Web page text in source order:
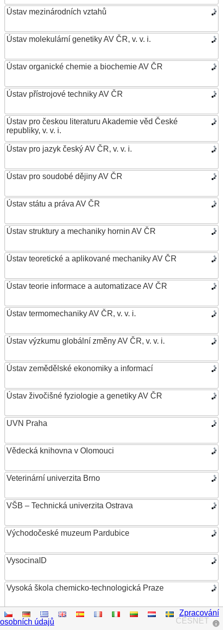
Ústav mezinárodních vztahů
Ústav molekulární genetiky AV ČR, v. v. i.
Ústav organické chemie a biochemie AV ČR
Ústav přístrojové techniky AV ČR
Ústav pro českou literaturu Akademie věd České
republiky, v. v. i.
Ústav pro jazyk český AV ČR, v. v. i.
Ústav pro soudobé dějiny AV ČR
Ústav státu a práva AV ČR
Ústav struktury a mechaniky hornin AV ČR
Ústav teoretické a aplikované mechaniky AV ČR
Ústav teorie informace a automatizace AV ČR
Ústav termomechaniky AV ČR, v. v. i.
Ústav výzkumu globální změny AV ČR, v. v. i.
Ústav zemědělské ekonomiky a informací
Ústav živočišné fyziologie a genetiky AV ČR
UVN Praha
Vědecká knihovna v Olomouci
Veterinární univerzita Brno
VŠB – Technická univerzita Ostrava
Východočeské muzeum Pardubice
VysocinaID
Vysoká škola chemicko-technologická Praze
Vysoká škola ekonomická v Praze
CESNET
Zpracování
osobních údajů